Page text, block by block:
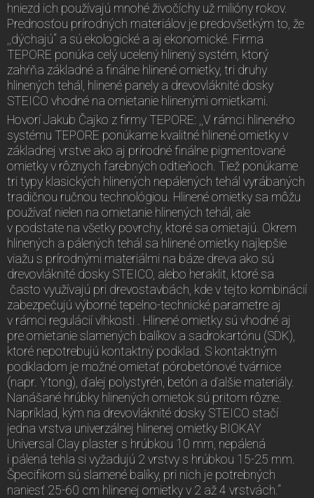
hniezd ich používajú mnohé živočíchy už milióny rokov.
Prednosťou prírodných materiálov je predovšetkým to, že
,,dýchajú“ a sú ekologické a aj ekonomické. Firma
TEPORE ponúka celý ucelený hlinený systém, ktorý
zahŕňa základné a finálne hlinené omietky, tri druhy
hlinených tehál, hlinené panely a drevovláknité dosky
STEICO vhodné na omietanie hlinenými omietkami.
Hovorí Jakub Čajko z firmy TEPORE: ,,V rámci hlineného
systému TEPORE ponúkame kvalitné hlinené omietky v
základnej vrstve ako aj prírodné finálne pigmentované
omietky v rôznych farebných odtieňoch. Tiež ponúkame
tri typy klasických hlinených nepálených tehál vyrábaných
tradičnou ručnou technológiou. Hlinené omietky sa môžu
používať nielen na omietanie hlinených tehál, ale
v podstate na všetky povrchy, ktoré sa omietajú. Okrem
hlinených a pálených tehál sa hlinené omietky najlepšie
viažu s prírodnými materiálmi na báze dreva ako sú
drevovláknité dosky STEICO, alebo heraklit, ktoré sa
často využívajú pri drevostavbách, kde v tejto kombinácií
zabezpečujú výborné tepelno-technické parametre aj
v rámci regulácií vlhkosti . Hlinené omietky sú vhodné aj
pre omietanie slamených balíkov a sadrokartónu (SDK),
ktoré nepotrebujú kontaktný podklad. S kontaktným
podkladom je možné omietať pórobetónové tvárnice
(napr. Ytong), ďalej polystyrén, betón a ďalšie materiály.
Nanášané hrúbky hlinených omietok sú pritom rôzne.
Napríklad, kým na drevovláknité dosky STEICO stačí
jedna vrstva univerzálnej hlinenej omietky BIOKAY
Universal Clay plaster s hrúbkou 10 mm, nepálená
i pálená tehla si vyžadujú 2 vrstvy s hrúbkou 15-25 mm.
Špecifikom sú slamené balíky, pri nich je potrebných
naniesť 25-60 cm hlinenej omietky v 2 až 4 vrstvách.“